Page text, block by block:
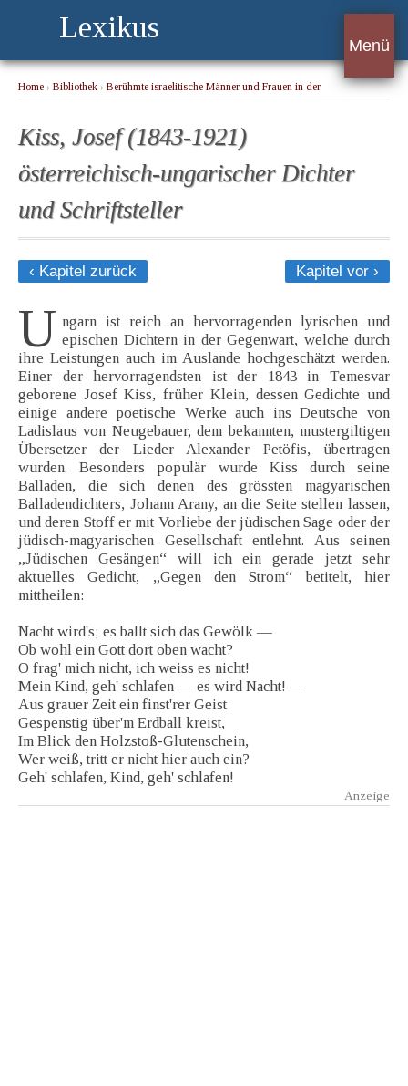
Lexikus
Menü
Home › Bibliothek › Berühmte israelitische Männer und Frauen in der
Kiss, Josef (1843-1921)
österreichisch-ungarischer Dichter
und Schriftsteller
‹ Kapitel zurück Kapitel vor ›
U ngarn ist reich an hervorragenden lyrischen und
epischen Dichtern in der Gegenwart, welche durch
ihre Leistungen auch im Auslande hochgeschätzt werden.
Einer der hervorragendsten ist der 1843 in Temesvar
geborene Josef Kiss, früher Klein, dessen Gedichte und
einige andere poetische Werke auch ins Deutsche von
Ladislaus von Neugebauer, dem bekannten, mustergiltigen
Übersetzer der Lieder Alexander Petöfis, übertragen
wurden. Besonders populär wurde Kiss durch seine
Balladen, die sich denen des grössten magyarischen
Balladendichters, Johann Arany, an die Seite stellen lassen,
und deren Stoff er mit Vorliebe der jüdischen Sage oder der
jüdisch-magyarischen Gesellschaft entlehnt. Aus seinen
„Jüdischen Gesängen“ will ich ein gerade jetzt sehr
aktuelles Gedicht, „Gegen den Strom“ betitelt, hier
mittheilen:
Nacht wird's; es ballt sich das Gewölk —
Ob wohl ein Gott dort oben wacht?
O frag' mich nicht, ich weiss es nicht!
Mein Kind, geh' schlafen — es wird Nacht! —
Aus grauer Zeit ein finst'rer Geist
Gespenstig über'm Erdball kreist,
Im Blick den Holzstoß-Glutenschein,
Wer weiß, tritt er nicht hier auch ein?
Geh' schlafen, Kind, geh' schlafen!